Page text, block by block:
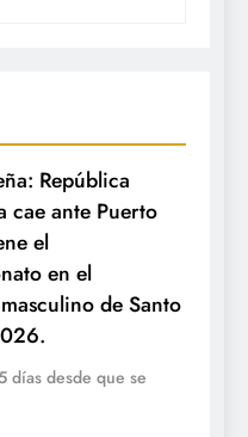
República
cae ante Puerto
el
en el
de Santo
días desde que se